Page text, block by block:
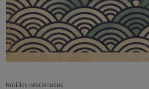
Noticias relacionadas